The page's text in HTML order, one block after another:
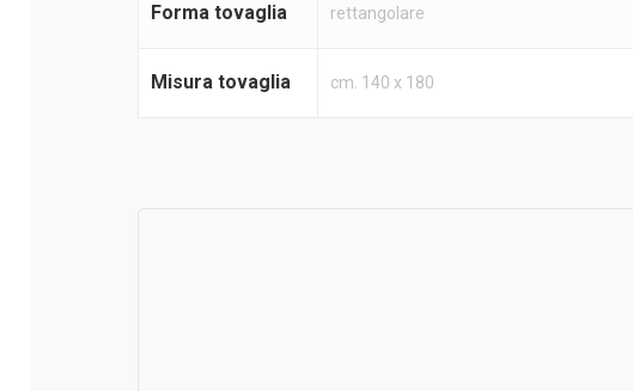
Forma tovaglia rettangolare
Misura tovaglia cm. 140 x 180